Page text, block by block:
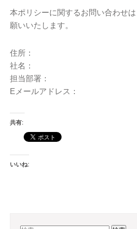
本ポリシーに関するお問い合わせ
願いいたします。
住所：
社名：
担当部署：
Eメールアドレス：
共有:
いいね: